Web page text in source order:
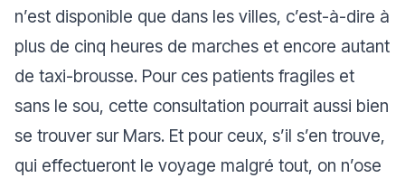
n’est disponible que dans les villes, c’est-à-dire à
plus de cinq heures de marches et encore autant
de taxi-brousse. Pour ces patients fragiles et
sans le sou, cette consultation pourrait aussi bien
se trouver sur Mars. Et pour ceux, s’il s’en trouve,
qui effectueront le voyage malgré tout, on n’ose